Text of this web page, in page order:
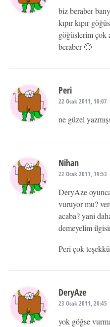
biz beraber
kıpır kıpır
göğüslerim çok
beraber 🙁
Peri
22 Ocak 2011, 10:07
ne güzel
Nihan
22 Ocak 2011, 19:53
DeryAze
vuruyor mu?
acaba? yani
demeyelim
Peri çok
DeryAze
23 Ocak 2011, 20:45
yok göğse